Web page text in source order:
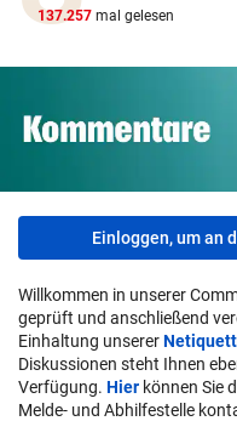
137.257 mal gelesen
Einloggen, um an
Willkommen in unserer
geprüft und anschließend
Einhaltung unserer
Diskussionen steht Ihnen
Verfügung. Hier können Sie
Melde- und Abhilfestelle